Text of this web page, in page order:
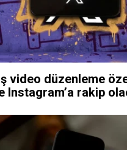
video düzenleme
Instagram’a rakip